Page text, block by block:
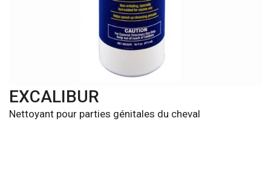
EXCALIBUR
Nettoyant pour parties génitales du cheval